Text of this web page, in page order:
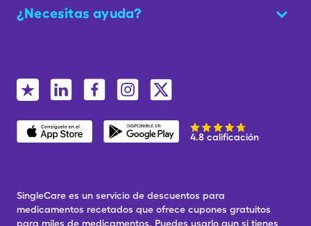
¿Necesitas ayuda?
4.8 calificación
SingleCare es un servicio de descuentos para
medicamentos recetados que ofrece cupones gratuitos
para miles de medicamentos. Puedes usarlo aun si tienes